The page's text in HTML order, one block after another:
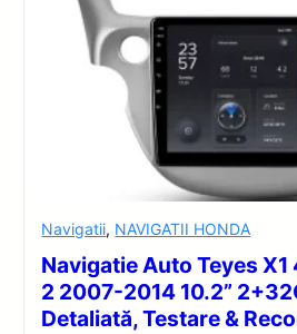
Navigatii, NAVIGATII HONDA
Navigatie Auto Teyes X1
2 2007-2014 10.2”
Detaliată, Testare &